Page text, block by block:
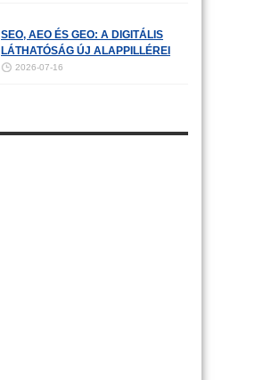
SEO, AEO ÉS GEO: A DIGITÁLIS
LÁTHATÓSÁG ÚJ ALAPPILLÉREI
2026-07-16